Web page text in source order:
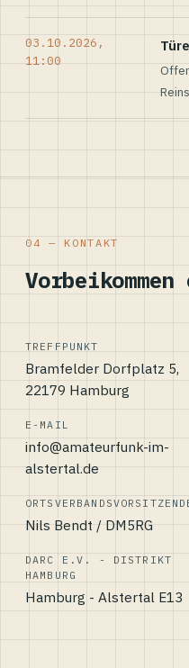
03.10.2026,
11:00
04 — KONTAKT
TREFFPUNKT
Bramfelder Dorfplatz 5,
22179 Hamburg
E-MAIL
info@amateurfunk-im-
alstertal.de
Nils Bendt / DM5RG
DARC E.V. - DISTRIKT
HAMBURG
Hamburg - Alstertal E13